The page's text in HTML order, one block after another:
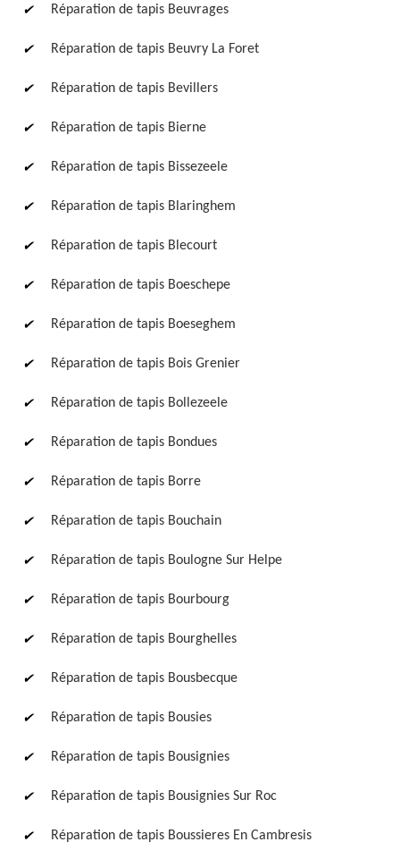
Réparation de tapis Beuvrages
Réparation de tapis Beuvry La Foret
Réparation de tapis Bevillers
Réparation de tapis Bierne
Réparation de tapis Bissezeele
Réparation de tapis Blaringhem
Réparation de tapis Blecourt
Réparation de tapis Boeschepe
Réparation de tapis Boeseghem
Réparation de tapis Bois Grenier
Réparation de tapis Bollezeele
Réparation de tapis Bondues
Réparation de tapis Borre
Réparation de tapis Bouchain
Réparation de tapis Boulogne Sur Helpe
Réparation de tapis Bourbourg
Réparation de tapis Bourghelles
Réparation de tapis Bousbecque
Réparation de tapis Bousies
Réparation de tapis Bousignies
Réparation de tapis Bousignies Sur Roc
Réparation de tapis Boussieres En Cambresis